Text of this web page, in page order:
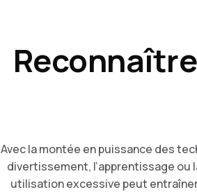
Avec la montée en puissance des
divertissement, l’apprentissage ou
utilisation excessive peut